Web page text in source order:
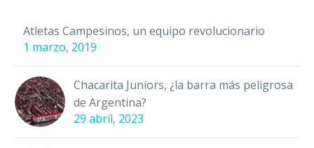
Atletas Campesinos, un equipo revolucionario
1 marzo, 2019
Chacarita Juniors, ¿la barra más peligrosa
de Argentina?
29 abril, 2023